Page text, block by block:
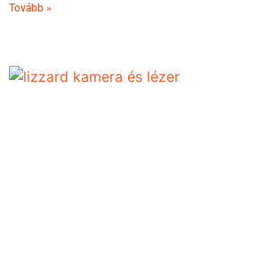
Tovább »